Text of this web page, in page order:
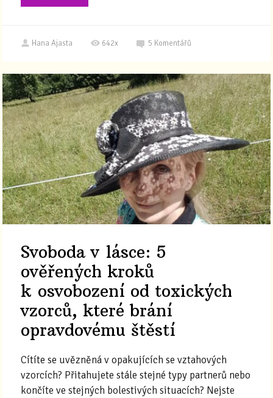
Hana Ajasta 642x 5 Komentářů
Svoboda v lásce: 5
ověřených kroků
k osvobození od toxických
vzorců, které brání
opravdovému štěstí
Cítíte se uvězněná v opakujících se vztahových
vzorcích? Přitahujete stále stejné typy partnerů nebo
končíte ve stejných bolestivých situacích? Nejste